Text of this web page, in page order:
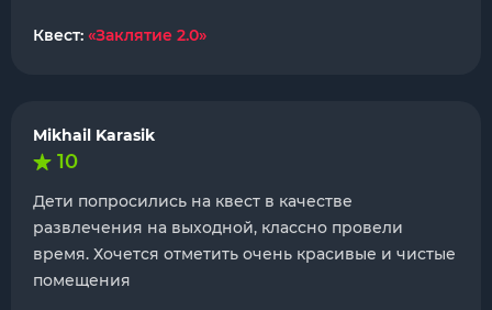
Квест: «Заклятие 2.0»
Mikhail Karasik
10
Дети попросились на квест в качестве
развлечения на выходной, классно провели
время. Хочется отметить очень красивые и чистые
помещения